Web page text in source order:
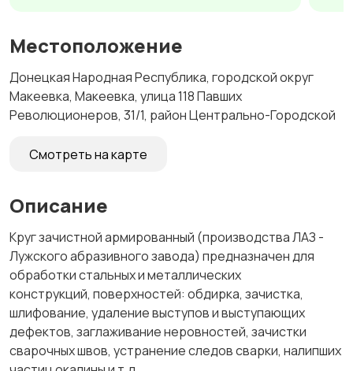
Местоположение
Донецкая Народная Республика, городской округ
Макеевка, Макеевка, улица 118 Павших
Революционеров, 31/1, район Центрально-Городской
Смотреть на карте
Описание
Круг зачистной армированный (производства ЛАЗ -
Лужского абразивного завода) предназначен для
обработки стальных и металлических
конструкций, поверхностей: обдирка, зачистка,
шлифование, удаление выступов и выступающих
дефектов, заглаживание неровностей, зачистки
сварочных швов, устранение следов сварки, налипших